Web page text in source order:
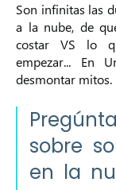
Son infinitas las
a la nube, de
costar VS lo
empezar... En
desmontar mitos.
sobre
en la